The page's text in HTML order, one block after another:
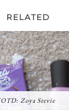
RELATED
Zoya Stevie